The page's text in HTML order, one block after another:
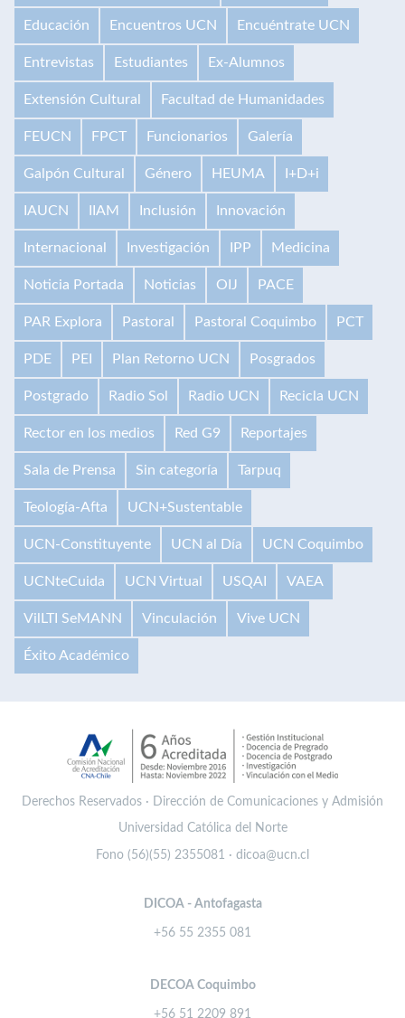
Educación Encuentros UCN Encuéntrate UCN
Entrevistas Estudiantes Ex-Alumnos
Extensión Cultural Facultad de Humanidades
FEUCN FPCT Funcionarios Galería
Galpón Cultural Género HEUMA I+D+i
IAUCN IIAM Inclusión Innovación
Internacional Investigación IPP Medicina
Noticia Portada Noticias OIJ PACE
PAR Explora Pastoral Pastoral Coquimbo PCT
PDE PEI Plan Retorno UCN Posgrados
Postgrado Radio Sol Radio UCN Recicla UCN
Rector en los medios Red G9 Reportajes
Sala de Prensa Sin categoría Tarpuq
Teología-Afta UCN+Sustentable
UCN-Constituyente UCN al Día UCN Coquimbo
UCNteCuida UCN Virtual USQAI VAEA
VilLTI SeMANN Vinculación Vive UCN
Éxito Académico
Derechos Reservados · Dirección de Comunicaciones y Admisión
Universidad Católica del Norte
Fono (56)(55) 2355081 · dicoa@ucn.cl
DICOA - Antofagasta
+56 55 2355 081
DECOA Coquimbo
+56 51 2209 891